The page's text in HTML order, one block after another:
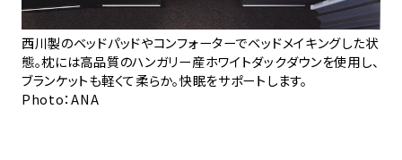
西川製のベッドパッドやコンフォーターでベッドメイキングした状
態。枕には高品質のハンガリー産ホワイトダックダウンを使用し、
ブランケットも軽くて柔らか。快眠をサポートします。
Photo：ANA